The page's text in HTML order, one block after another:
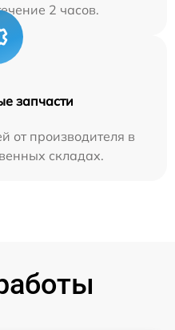
2 часов.
запчасти
от производителя в
складах.